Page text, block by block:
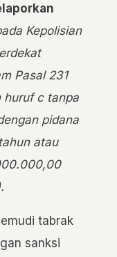
Kepolisian
Pasal 231
huruf c tanpa
pidana
atau
tabrak
sanksi